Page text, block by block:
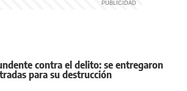
contra el delito: se entregaron
para su destrucción